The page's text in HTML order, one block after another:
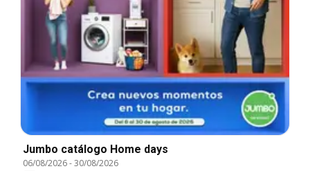
Jumbo catálogo Home days
06/08/2026-30/08/2026